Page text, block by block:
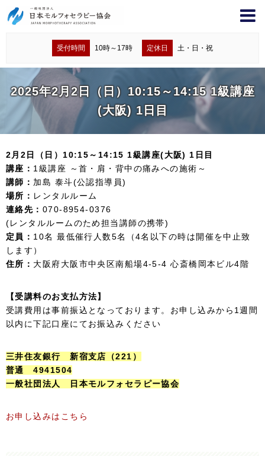
受付時間 10時～17時 定休日 土・日・祝
2025年2月2日（日）10:15～14:15 1級講座
(大阪) 1日目
2月2日（日）10:15～14:15 1級講座(大阪) 1日目
講座： 1級講座 ～首・肩・背中の痛みへの施術～
講師： 加島 泰斗(公認指導員)
場所： レンタルルーム
連絡先： 070-8954-0376
(レンタルルームのため担当講師の携帯)
定員： 10名 最低催行人数5名（4名以下の時は開催を中止致
します）
住所： 大阪府大阪市中央区南船場4-5-4 心斎橋岡本ビル4階
【受講料のお支払方法】
受講費用は事前振込となっております。お申し込みから1週間
以内に下記口座にてお振込みください
三井住友銀行 新宿支店（221）
普通 4941504
一般社団法人 日本モルフォセラピー協会
お申し込みはこちら